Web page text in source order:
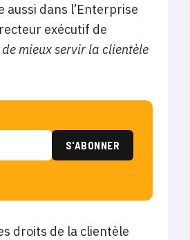
dans l’Enterprise
exécutif de
mieux servir la clientèle
droits de la clientèle